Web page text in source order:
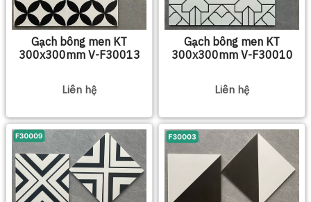
Gạch bông men KT
300x300mm V-F30013
Liên hệ
Gạch bông men KT
300x300mm V-F30010
Liên hệ